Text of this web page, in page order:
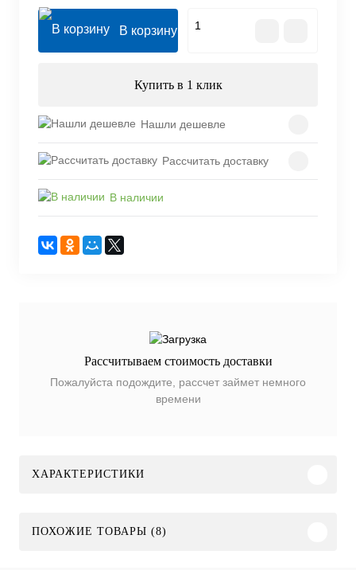
В корзину
Купить в 1 клик
Нашли дешевле
Рассчитать доставку
В наличии
Рассчитываем стоимость доставки
Пожалуйста подождите, рассчет займет немного
времени
ХАРАКТЕРИСТИКИ
ПОХОЖИЕ ТОВАРЫ (8)